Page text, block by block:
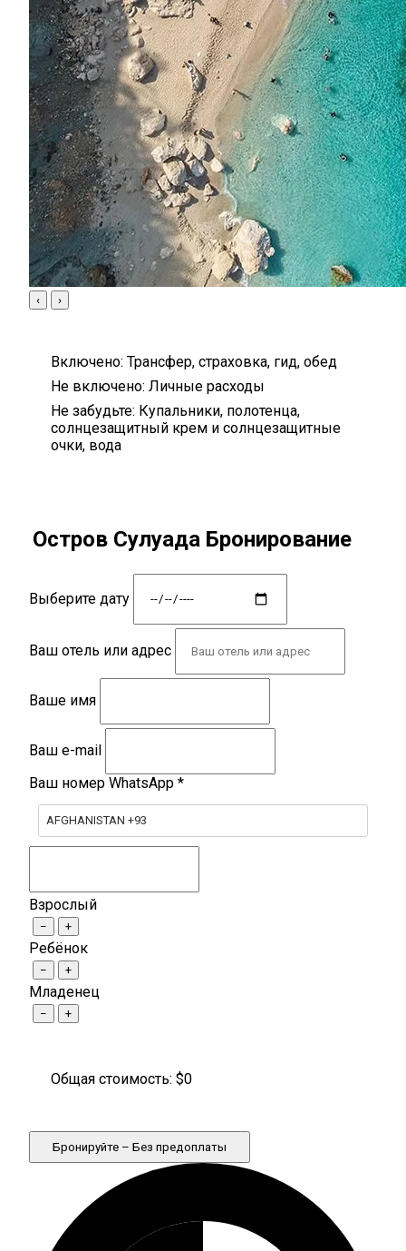
‹ ›
Включено: Трансфер, страховка, гид, обед
Не включено: Личные расходы
Не забудьте: Купальники, полотенца,
солнцезащитный крем и солнцезащитные
очки, вода
Остров Сулуада Бронирование
Выберите дату
Ваш отель или адрес
Ваше имя
Ваш e-mail
Ваш номер WhatsApp *
AFGHANISTAN +93
Взрослый
− +
Ребёнок
− +
Младенец
− +
Общая стоимость: $0
Бронируйте – Без предоплаты